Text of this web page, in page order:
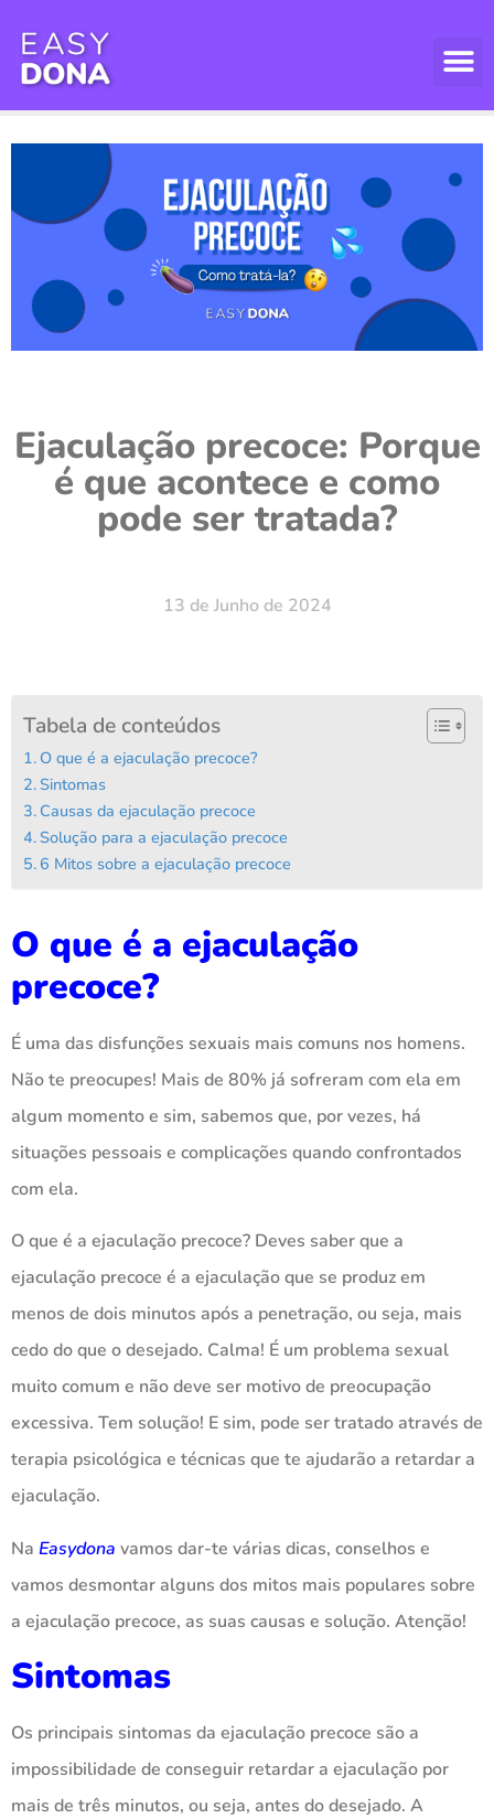
Ejaculação precoce: Porque
é que acontece e como
pode ser tratada?
13 de Junho de 2024
Tabela de conteúdos
O que é a ejaculação precoce?
Sintomas
Causas da ejaculação precoce
Solução para a ejaculação precoce
6 Mitos sobre a ejaculação precoce
O que é a ejaculação
precoce?
É uma das disfunções sexuais mais comuns nos homens.
Não te preocupes! Mais de 80% já sofreram com ela em
algum momento e sim, sabemos que, por vezes, há
situações pessoais e complicações quando confrontados
com ela.
O que é a ejaculação precoce? Deves saber que a
ejaculação precoce é a ejaculação que se produz em
menos de dois minutos após a penetração, ou seja, mais
cedo do que o desejado. Calma! É um problema sexual
muito comum e não deve ser motivo de preocupação
excessiva. Tem solução! E sim, pode ser tratado através de
terapia psicológica e técnicas que te ajudarão a retardar a
ejaculação.
Na Easydona vamos dar-te várias dicas, conselhos e
vamos desmontar alguns dos mitos mais populares sobre
a ejaculação precoce, as suas causas e solução. Atenção!
Sintomas
Os principais sintomas da ejaculação precoce são a
impossibilidade de conseguir retardar a ejaculação por
mais de três minutos, ou seja, antes do desejado. A